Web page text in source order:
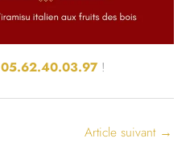
05.62.40.03.97 !
Article suivant →